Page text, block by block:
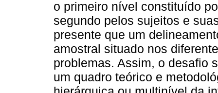
o primeiro nível constituído
segundo pelos sujeitos e
presente que um
amostral situado nos
problemas. Assim, o desafio
um quadro teórico e